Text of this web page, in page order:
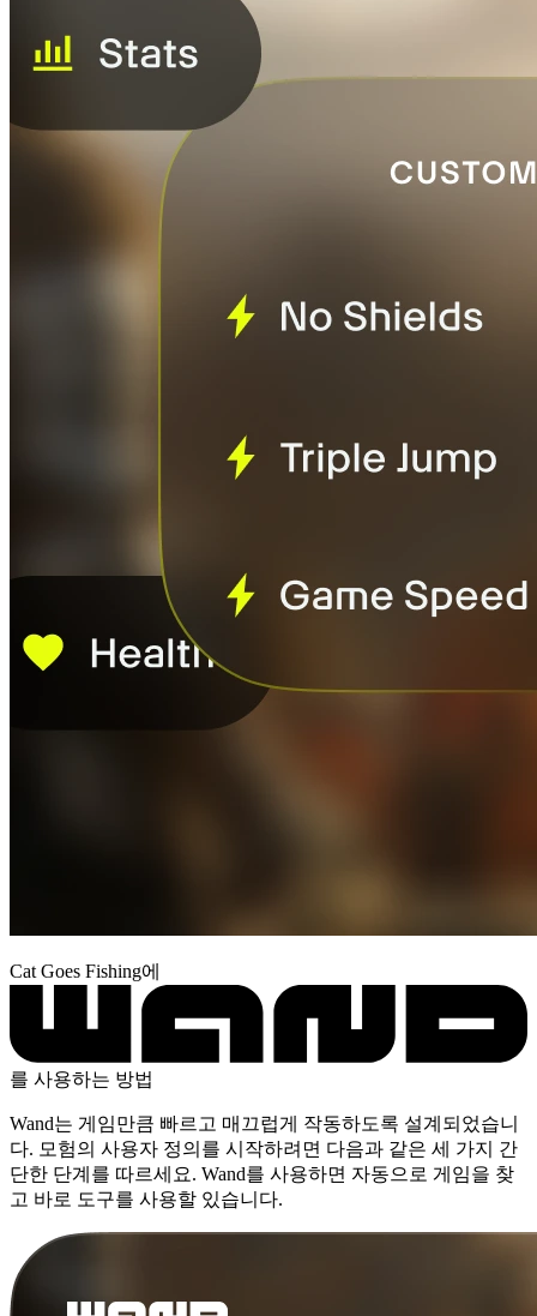
Cat Goes Fishing에
를 사용하는 방법
Wand는 게임만큼 빠르고 매끄럽게 작동하도록 설계되었습니
다. 모험의 사용자 정의를 시작하려면 다음과 같은 세 가지 간
단한 단계를 따르세요. Wand를 사용하면 자동으로 게임을 찾
고 바로 도구를 사용할 있습니다.